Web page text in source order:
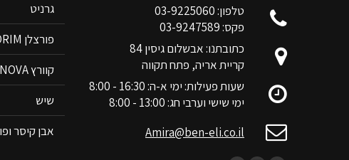
טלפון: 03-9225060
פקס: 03-9247589
כתובתנו: אבשלום גיסין 84
קריית אריה, פתח תקווה
שעות פעילות: ימי א-ה: 16:30 - 8:00
ימי שישי וערבי חג: 13:00 - 8:00
Amira@ben-eli.co.il
גרניט
פורצלן FLORIM
קוורץ ANOVA
שיש
אבן קיסר